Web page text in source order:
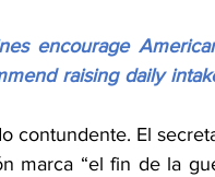
encourage
raising daily
contundente. El
marca “el fin de la